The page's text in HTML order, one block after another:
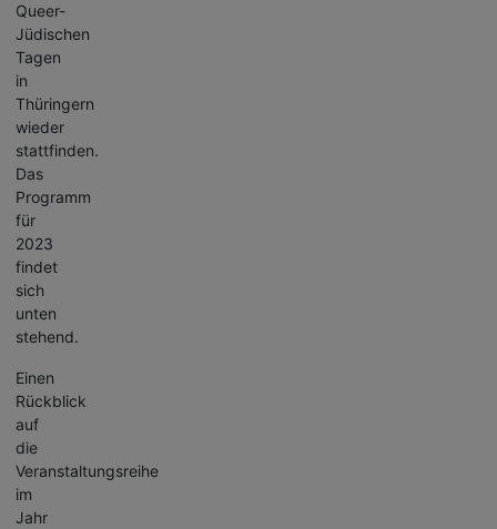
Queer-
Jüdischen
Tagen
in
Thüringern
wieder
stattfinden.
Das
Programm
für
2023
findet
sich
unten
stehend.
Einen
Rückblick
auf
die
Veranstaltungsreihe
im
Jahr